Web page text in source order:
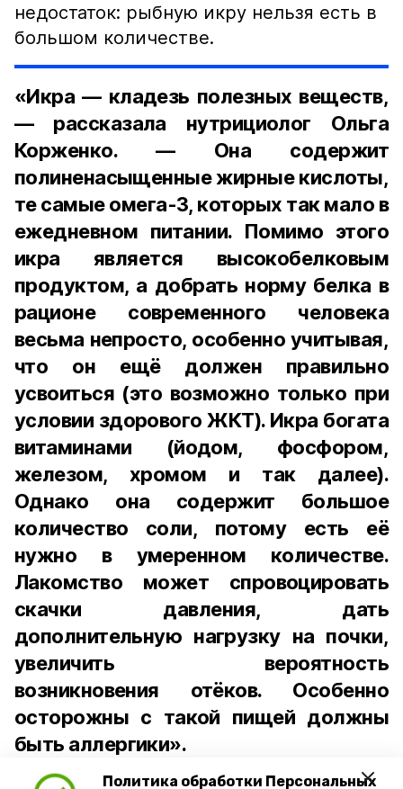
Политика обработки Персональных
недостаток: рыбную икру нельзя есть в
большом количестве.
«Икра — кладезь полезных веществ,
— рассказала нутрициолог Ольга
Корженко. — Она содержит
полиненасыщенные жирные кислоты,
те самые омега-3, которых так мало в
ежедневном питании. Помимо этого
икра является высокобелковым
продуктом, а добрать норму белка в
рационе современного человека
весьма непросто, особенно учитывая,
что он ещё должен правильно
усвоиться (это возможно только при
условии здорового ЖКТ). Икра богата
витаминами (йодом, фосфором,
железом, хромом и так далее).
Однако она содержит большое
количество соли, потому есть её
нужно в умеренном количестве.
Лакомство может спровоцировать
скачки давления, дать
дополнительную нагрузку на почки,
увеличить вероятность
возникновения отёков. Особенно
осторожны с такой пищей должны
быть аллергики».
Для взрослого человека безопасной